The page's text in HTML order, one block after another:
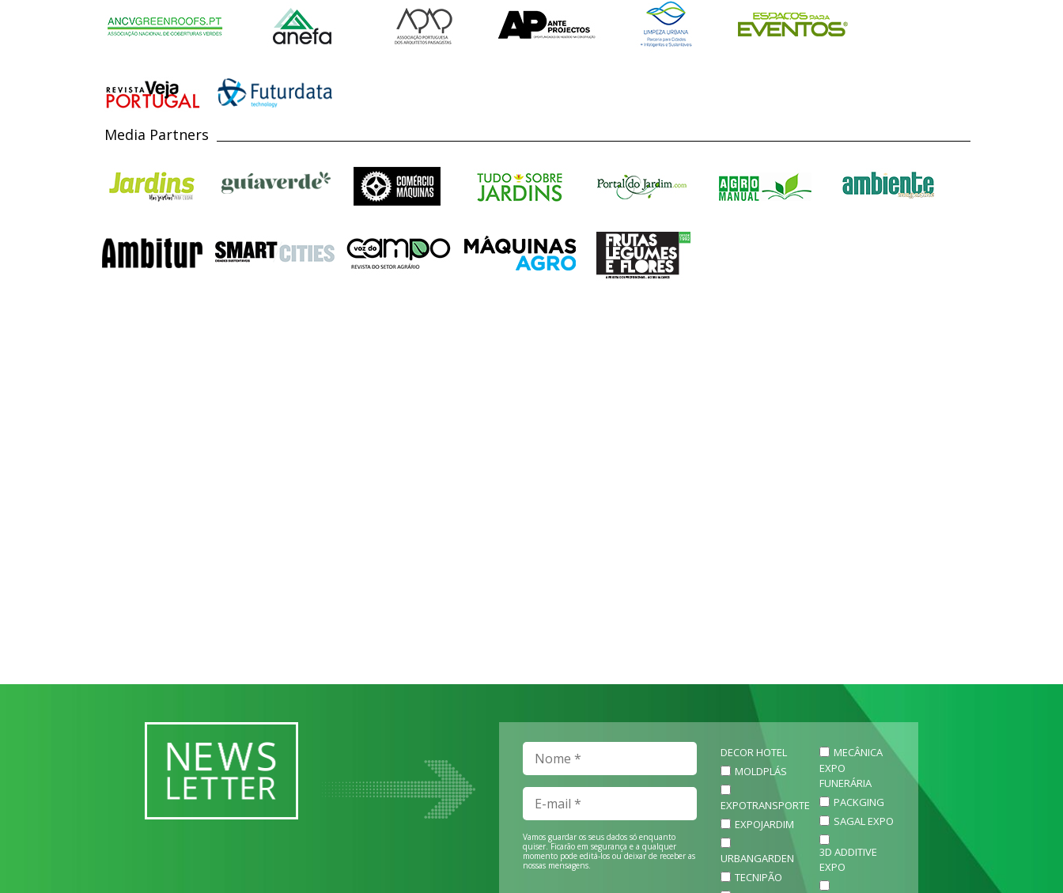
Media Partners
Vamos guardar os seus dados só enquanto
quiser. Ficarão em segurança e a qualquer
momento pode editá-los ou deixar de receber as
nossas mensagens.
DECOR HOTEL
MOLDPLÁS
EXPOTRANSPORTE
EXPOJARDIM
URBANGARDEN
TECNIPÃO
MECÂNICA
EXPO
FUNERÁRIA
PACKGING
SAGAL EXPO
3D ADDITIVE
EXPO